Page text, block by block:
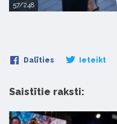
57/248
Dalīties Ieteikt
Saistītie raksti: